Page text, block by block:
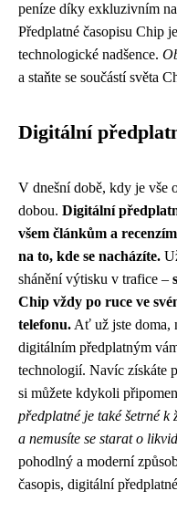
peníze díky exkluzivním
Předplatné časopisu Chip
technologické nadšence.
a staňte se součástí světa
Digitální
V dnešní době, kdy je vše
dobou. Digitální
všem článkům a
na to, kde se nacházíte.
shánění výtisku v trafice –
Chip vždy po ruce ve
telefonu. Ať už jste doma,
digitálním předplatným
technologií. Navíc získáte
si můžete kdykoli
předplatné je také šetrné
a nemusíte se starat o
pohodlný a moderní
časopis, digitální